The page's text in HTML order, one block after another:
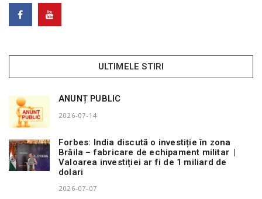
ULTIMELE STIRI
ANUNȚ PUBLIC
2026-07-14
Forbes: India discută o investiție în zona
Brăila – fabricare de echipament militar |
Valoarea investiției ar fi de 1 miliard de
dolari
2026-07-07